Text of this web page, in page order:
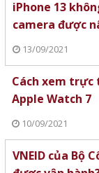
iPhone 13
camera được
13/09/2021
Cách xem trực
Apple Watch 7
10/09/2021
VNEID của Bộ